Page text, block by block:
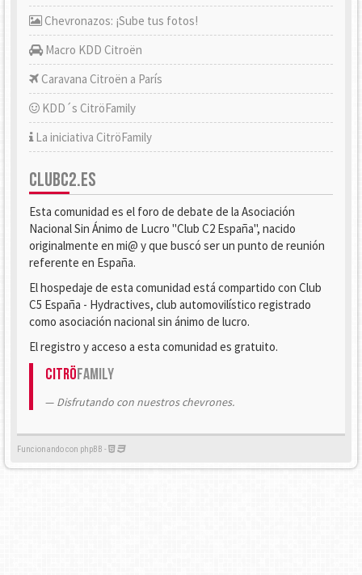
Chevronazos: ¡Sube tus fotos!
Macro KDD Citroën
Caravana Citroën a París
KDD´s CitröFamily
La iniciativa CitröFamily
CLUBC2.ES
Esta comunidad es el foro de debate de la Asociación
Nacional Sin Ánimo de Lucro "Club C2 España", nacido
originalmente en mi@ y que buscó ser un punto de reunión
referente en España.
El hospedaje de esta comunidad está compartido con Club
C5 España - Hydractives, club automovilístico registrado
como asociación nacional sin ánimo de lucro.
El registro y acceso a esta comunidad es gratuito.
CitröFamily
Disfrutando con nuestros chevrones.
Funcionando con phpBB -